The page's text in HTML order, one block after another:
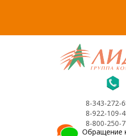
8-343-272-
8-922-109-
8-800-250-
Обращение